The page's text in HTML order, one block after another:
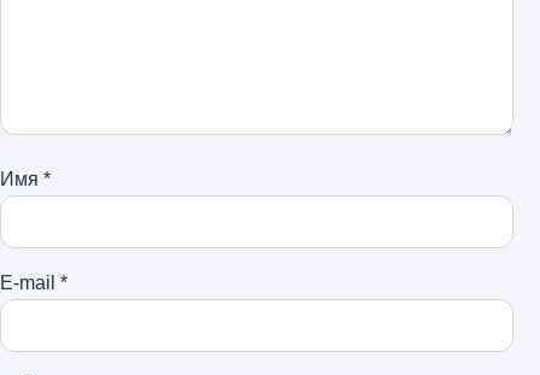
Имя *
E-mail *